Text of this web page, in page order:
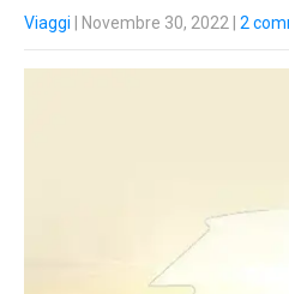
Viaggi | Novembre 30, 2022 2